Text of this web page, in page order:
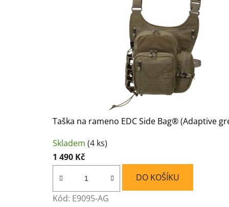
Taška na rameno EDC Side Bag® (Adaptive
Skladem (4 ks)
1 490 Kč
DO KOŠÍKU
Kód: E9095-AG